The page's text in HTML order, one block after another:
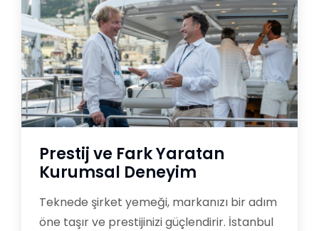
Prestij ve Fark Yaratan
Kurumsal Deneyim
Teknede şirket yemeği, markanızı bir adım
öne taşır ve prestijinizi güçlendirir. İstanbul